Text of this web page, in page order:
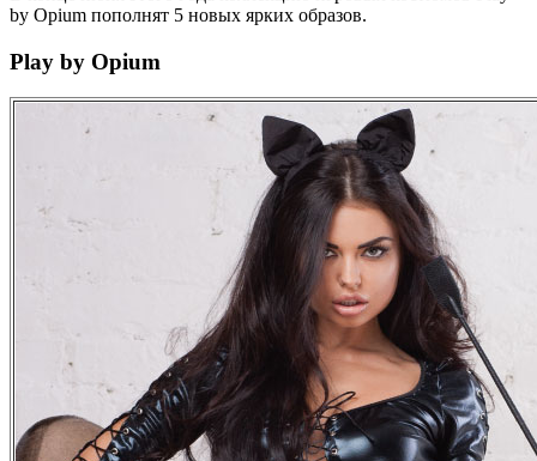
by Opium пополнят 5 новых ярких образов.
Play by Opium